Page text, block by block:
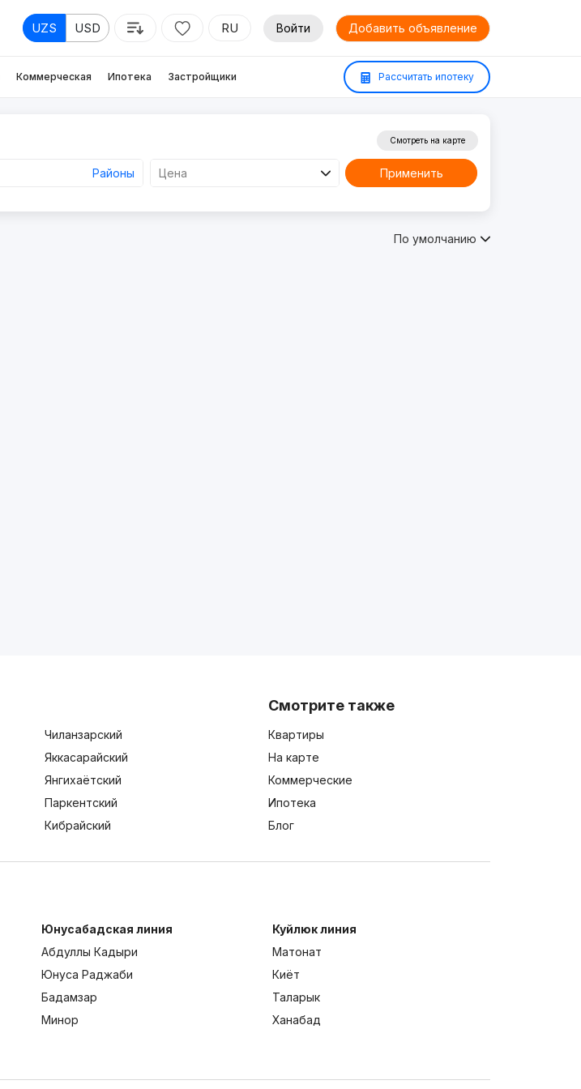
UZS USD RU Войти Добавить объявление
Коммерческая Ипотека Застройщики Рассчитать ипотеку
Районы Цена
Смотреть на карте
Применить
По умолчанию
Чиланзарский
Яккасарайский
Янгихаётский
Паркентский
Кибрайский
Смотрите также
Квартиры
На карте
Коммерческие
Ипотека
Блог
Юнусабадская линия
Абдуллы Кадыри
Юнуса Раджаби
Бадамзар
Минор
Куйлюк линия
Матонат
Киёт
Таларык
Ханабад